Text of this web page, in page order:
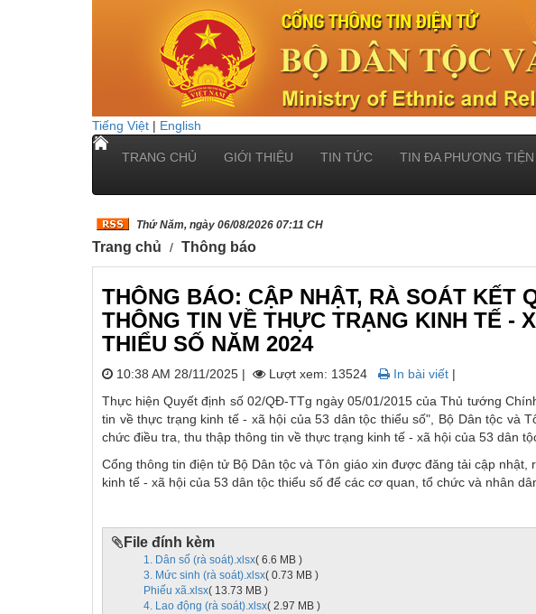
Tiếng Việt | English
TRANG CHỦ GIỚI THIỆU TIN TỨC TIN ĐA PHƯƠNG TIỆN
Thứ Năm, ngày 06/08/2026 07:11 CH
Trang chủ Thông báo
THÔNG BÁO: CẬP NHẬT, RÀ SOÁT KẾT
THÔNG TIN VỀ THỰC TRẠNG KINH TẾ -
THIỂU SỐ NĂM 2024
10:38 AM 28/11/2025 | Lượt xem: 13524 In bài viết |
Thực hiện Quyết định số 02/QĐ-TTg ngày 05/01/2015 của Thủ tướng
tin về thực trạng kinh tế - xã hội của 53 dân tộc thiểu số", Bộ Dân tộc và
chức điều tra, thu thập thông tin về thực trạng kinh tế - xã hội của 53 dân
Cổng thông tin điện tử Bộ Dân tộc và Tôn giáo xin được đăng tải cập
kinh tế - xã hội của 53 dân tộc thiểu số để các cơ quan, tổ chức và nhân
File đính kèm
1. Dân số (rà soát).xlsx( 6.6 MB )
3. Mức sinh (rà soát).xlsx( 0.73 MB )
Phiếu xã.xlsx( 13.73 MB )
4. Lao động (rà soát).xlsx( 2.97 MB )